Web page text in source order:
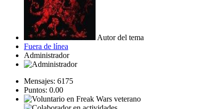
Autor del tema
Fuera de línea
Administrador
Mensajes: 6175
Puntos: 0.00